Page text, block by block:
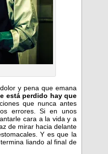
y pena que emana
está perdido hay que
que nunca antes
errores. Si en unos
cara a la vida y a
de mirar hacia delante
Y es que la
liando al final de